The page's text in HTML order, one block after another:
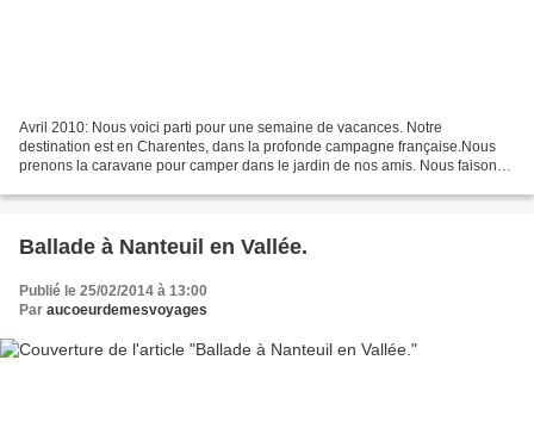
Avril 2010: Nous voici parti pour une semaine de vacances. Notre
destination est en Charentes, dans la profonde campagne française.Nous
prenons la caravane pour camper dans le jardin de nos amis. Nous faisons
Ballade à Nanteuil en Vallée.
Publié le 25/02/2014 à 13:00
Par aucoeurdemesvoyages